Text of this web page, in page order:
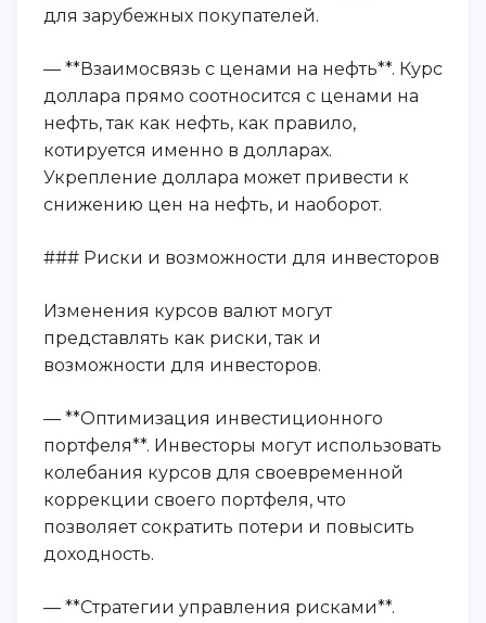
для зарубежных покупателей.
— **Взаимосвязь с ценами на нефть**. Курс
доллара прямо соотносится с ценами на
нефть, так как нефть, как правило,
котируется именно в долларах.
Укрепление доллара может привести к
снижению цен на нефть, и наоборот.
### Риски и возможности для инвесторов
Изменения курсов валют могут
представлять как риски, так и
возможности для инвесторов.
— **Оптимизация инвестиционного
портфеля**. Инвесторы могут использовать
колебания курсов для своевременной
коррекции своего портфеля, что
позволяет сократить потери и повысить
доходность.
— **Стратегии управления рисками**.